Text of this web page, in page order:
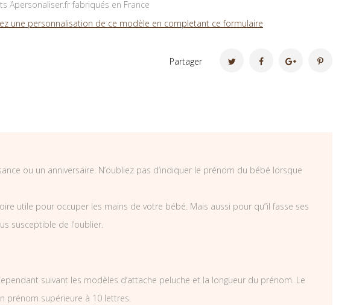
Apersonaliser.fr fabriqués en France
une personnalisation de ce modèle en completant ce formulaire
Partager
ou un anniversaire. N’oubliez pas d’indiquer le prénom du bébé lorsque
utile pour occuper les mains de votre bébé. Mais aussi pour qu”il fasse ses
susceptible de l’oublier.
suivant les modèles d’attache peluche et la longueur du prénom. Le
prénom supérieure à 10 lettres.